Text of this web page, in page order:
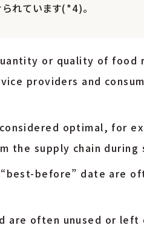
れています(*4)。
or quality of food
providers and
optimal, for
the supply chain during
before” date are
are often unused or left